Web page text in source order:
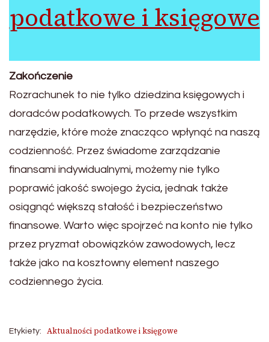
podatkowe i księgowe
Zakończenie
Rozrachunek to nie tylko dziedzina księgowych i
doradców podatkowych. To przede wszystkim
narzędzie, które może znacząco wpłynąć na naszą
codzienność. Przez świadome zarządzanie
finansami indywidualnymi, możemy nie tylko
poprawić jakość swojego życia, jednak także
osiągnąć większą stałość i bezpieczeństwo
finansowe. Warto więc spojrzeć na konto nie tylko
przez pryzmat obowiązków zawodowych, lecz
także jako na kosztowny element naszego
codziennego życia.
Etykiety:
Aktualności podatkowe i księgowe